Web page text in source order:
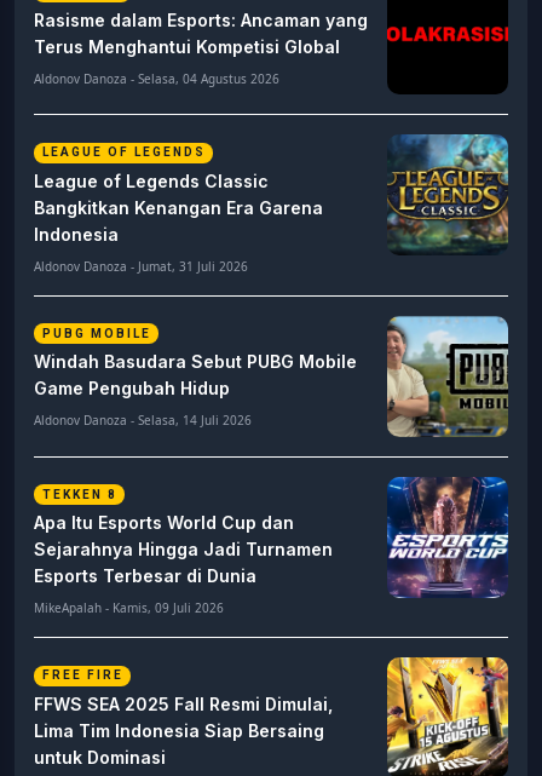
Rasisme dalam Esports: Ancaman yang
Terus Menghantui Kompetisi Global
Aldonov Danoza - Selasa, 04 Agustus 2026
LEAGUE OF LEGENDS
League of Legends Classic
Bangkitkan Kenangan Era Garena
Indonesia
Aldonov Danoza - Jumat, 31 Juli 2026
PUBG MOBILE
Windah Basudara Sebut PUBG Mobile
Game Pengubah Hidup
Aldonov Danoza - Selasa, 14 Juli 2026
TEKKEN 8
Apa Itu Esports World Cup dan
Sejarahnya Hingga Jadi Turnamen
Esports Terbesar di Dunia
MikeApalah - Kamis, 09 Juli 2026
FREE FIRE
FFWS SEA 2025 Fall Resmi Dimulai,
Lima Tim Indonesia Siap Bersaing
untuk Dominasi